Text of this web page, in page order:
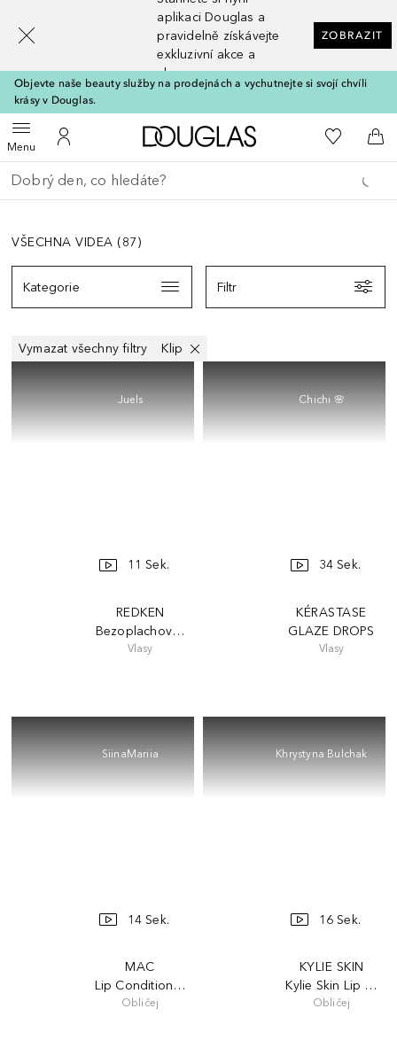
aplikaci Douglas a
pravidelně získávejte
exkluzivní akce a
slevy
ZOBRAZIT
Objevte naše beauty služby na prodejnách a vychutnejte si svojí chvíli
krásy v Douglas.
MenuOtevřít menuK mému účtu
Domů K mému
Do
Vraťte se
Proveďte vyhledávání
VŠECHNA VIDEA (87)
Kategorie Filtr
Vymazat všechny filtry
Klip
11 Sek.
Juels
REDKEN
Bezoplachová péče
Vlasy
34 Sek.
Chichi 🌸
KÉRASTASE
GLAZE DROPS
Vlasy
14 Sek.
SiinaMariia
MAC
Lip Conditioner (Tube)
Obličej
16 Sek.
Khrystyna Bulchak
KYLIE SKIN
Kylie Skin Lip
Obličej
[navigation.slideout.screenreader]